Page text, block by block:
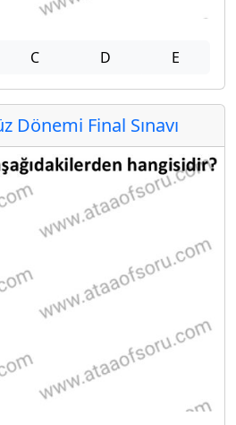
C D E
Dönemi Final Sınavı